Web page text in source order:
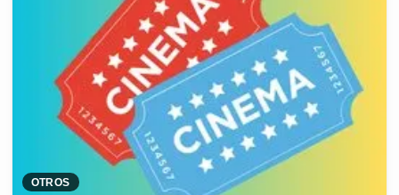
OTROS